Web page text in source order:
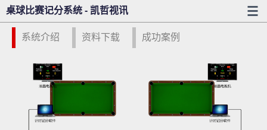
桌球比赛记分系统 - 凯哲视讯
系统介绍 资料下载 成功案例